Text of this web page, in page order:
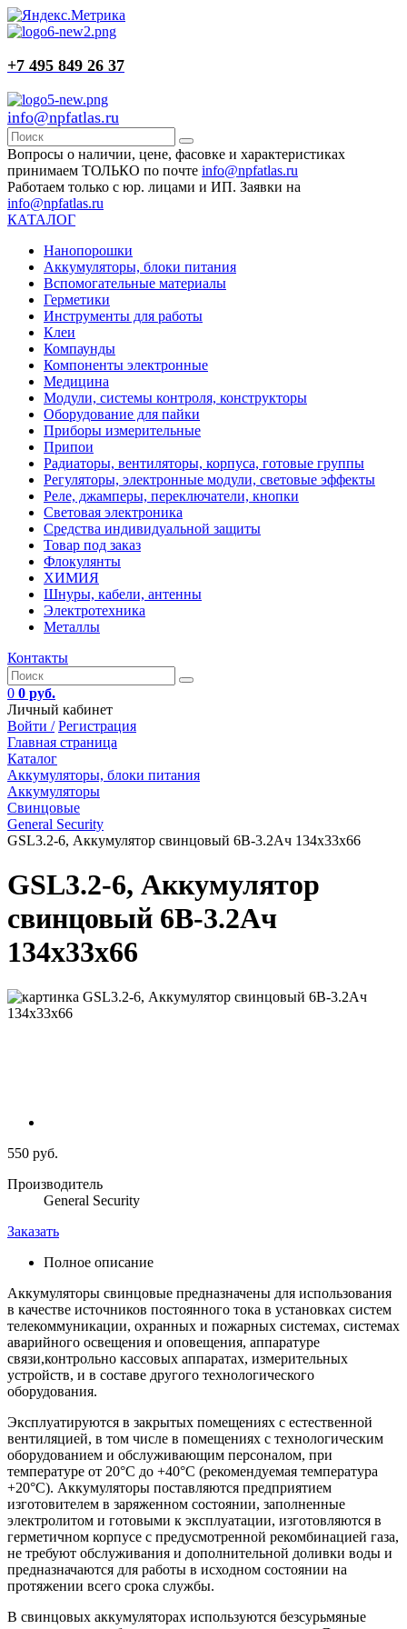
+7 495 849 26 37
info@npfatlas.ru
Вопросы о наличии, цене, фасовке и характеристиках
принимаем ТОЛЬКО по почте info@npfatlas.ru
Работаем только с юр. лицами и ИП. Заявки на
info@npfatlas.ru
КАТАЛОГ
Нанопорошки
Аккумуляторы, блоки питания
Вспомогательные материалы
Герметики
Инструменты для работы
Клеи
Компаунды
Компоненты электронные
Медицина
Модули, системы контроля, конструкторы
Оборудование для пайки
Приборы измерительные
Припои
Радиаторы, вентиляторы, корпуса, готовые группы
Регуляторы, электронные модули, световые эффекты
Реле, джамперы, переключатели, кнопки
Световая электроника
Средства индивидуальной защиты
Товар под заказ
Флокулянты
ХИМИЯ
Шнуры, кабели, антенны
Электротехника
Металлы
Контакты
0 0 руб.
Личный кабинет
Войти / Регистрация
Главная страница
Каталог
Аккумуляторы, блоки питания
Аккумуляторы
Свинцовые
General Security
GSL3.2-6, Аккумулятор свинцовый 6B-3.2Ач 134x33x66
GSL3.2-6, Аккумулятор
свинцовый 6B-3.2Ач
134x33x66
550 руб.
Производитель
General Security
Заказать
Полное описание
Аккумуляторы свинцовые предназначены для использования
в качестве источников постоянного тока в установках систем
телекоммуникации, охранных и пожарных системах, системах
аварийного освещения и оповещения, аппаратуре
связи,контрольно кассовых аппаратах, измерительных
устройств, и в составе другого технологического
оборудования.
Эксплуатируются в закрытых помещениях с естественной
вентиляцией, в том числе в помещениях с технологическим
оборудованием и обслуживающим персоналом, при
температуре от 20°С до +40°С (рекомендуемая температура
+20°С). Аккумуляторы поставляются предприятием
изготовителем в заряженном состоянии, заполненные
электролитом и готовыми к эксплуатации, изготовляются в
герметичном корпусе с предусмотренной рекомбинацией газа,
не требуют обслуживания и дополнительной доливки воды и
предназначаются для работы в исходном состоянии на
протяжении всего срока службы.
В свинцовых аккумуляторах используются безсурьмяные